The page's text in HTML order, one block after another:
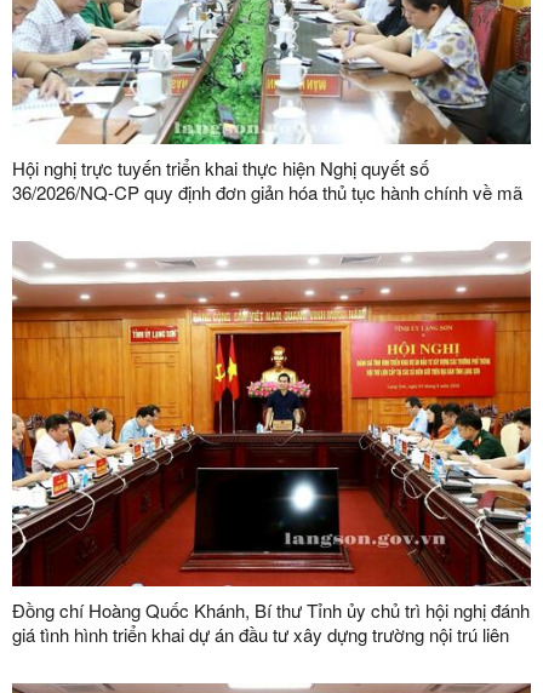
Hội nghị trực tuyến triển khai thực hiện Nghị quyết số
36/2026/NQ-CP quy định đơn giản hóa thủ tục hành chính về mã
Đồng chí Hoàng Quốc Khánh, Bí thư Tỉnh ủy chủ trì hội nghị đánh
giá tình hình triển khai dự án đầu tư xây dựng trường nội trú liên